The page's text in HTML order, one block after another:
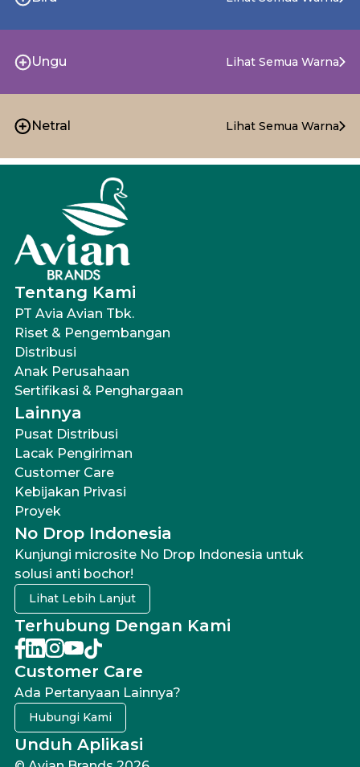
Ungu Lihat Semua Warna
Netral Lihat Semua Warna
Tentang Kami
PT Avia Avian Tbk.
Riset & Pengembangan
Distribusi
Anak Perusahaan
Sertifikasi & Penghargaan
Lainnya
Pusat Distribusi
Lacak Pengiriman
Customer Care
Kebijakan Privasi
Proyek
No Drop Indonesia
Kunjungi microsite No Drop Indonesia untuk
solusi anti bochor!
Lihat Lebih Lanjut
Terhubung Dengan Kami
Customer Care
Ada Pertanyaan Lainnya?
Hubungi Kami
Unduh Aplikasi